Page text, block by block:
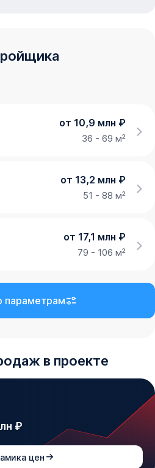
от 10,9 млн ₽
36 - 69 м²
от 13,2 млн ₽
51 - 88 м²
от 17,1 млн ₽
79 - 106 м²
параметрам
в проекте
₽
цен